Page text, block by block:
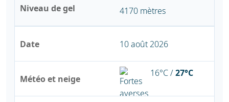
Niveau de gel 4170 mètres
Date
Météo et neige
10 août 2026
16°C /27°C